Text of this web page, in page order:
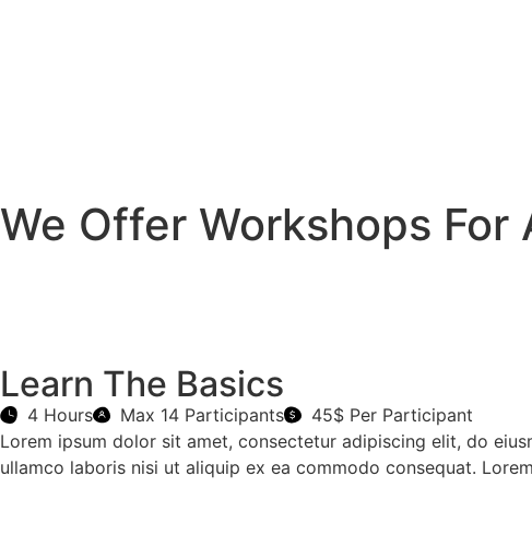
We Offer Workshops
Learn The Basics
4 Hours Max 14 Participants
45$ Per Participant
Lorem ipsum dolor sit amet, consectetur adipiscing elit, do
ullamco laboris nisi ut aliquip ex ea commodo consequat.